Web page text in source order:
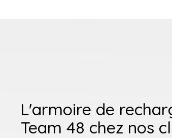
L'armoire de
Team 48 chez nos